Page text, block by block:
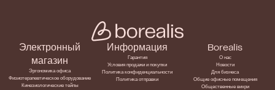
Электронный
магазин
Эргономика офиса
Физиотерапевтическое оборудование
Кинезиологические тейпы
Информация
Гарантия
Условия продажи и покупки
Политика конфиденциальности
Политика отправки
Borealis
О нас
Новости
Для бизнеса
Общие офисные помещения
Общественные вихри